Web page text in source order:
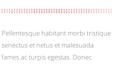
Pellentesque habitant morbi tristique
senectus et netus et malesuada
fames ac turpis egestas. Donec